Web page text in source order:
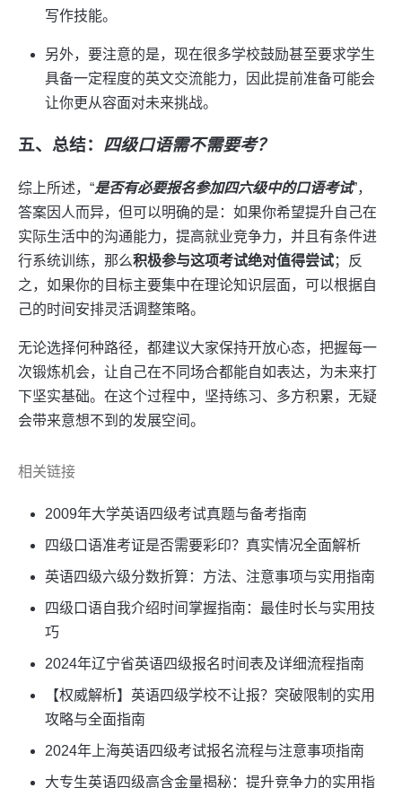
写作技能。
另外，要注意的是，现在很多学校鼓励甚至要求学生
具备一定程度的英文交流能力，因此提前准备可能会
让你更从容面对未来挑战。
五、总结： 四级口语需不需要考？
综上所述，“是否有必要报名参加四六级中的口语考试”，
答案因人而异，但可以明确的是：如果你希望提升自己在
实际生活中的沟通能力，提高就业竞争力，并且有条件进
行系统训练，那么积极参与这项考试绝对值得尝试；反
之，如果你的目标主要集中在理论知识层面，可以根据自
己的时间安排灵活调整策略。
无论选择何种路径，都建议大家保持开放心态，把握每一
次锻炼机会，让自己在不同场合都能自如表达，为未来打
下坚实基础。在这个过程中，坚持练习、多方积累，无疑
会带来意想不到的发展空间。
相关链接
2009年大学英语四级考试真题与备考指南
四级口语准考证是否需要彩印？真实情况全面解析
英语四级六级分数折算：方法、注意事项与实用指南
四级口语自我介绍时间掌握指南：最佳时长与实用技
巧
2024年辽宁省英语四级报名时间表及详细流程指南
【权威解析】英语四级学校不让报？突破限制的实用
攻略与全面指南
2024年上海英语四级考试报名流程与注意事项指南
大专生英语四级高含金量揭秘：提升竞争力的实用指